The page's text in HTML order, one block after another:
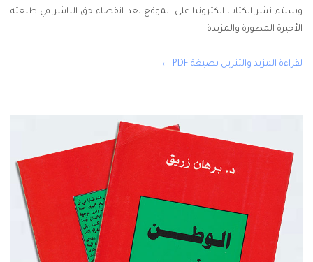
وسيتم نشر الكتاب الكترونيا على الموقع بعد انقضاء حق الناشر في طبعته
الأخيرة المطورة والمزيدة
لقراءة المزيد والتنزيل بصيغة PDF ←